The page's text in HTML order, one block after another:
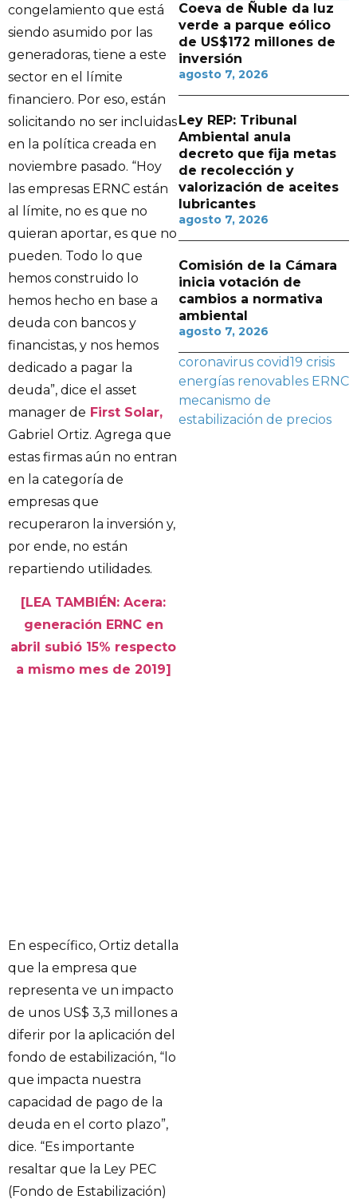
congelamiento que está
siendo asumido por las
generadoras, tiene a este
sector en el límite
financiero. Por eso, están
solicitando no ser incluidas
en la política creada en
noviembre pasado. “Hoy
las empresas ERNC están
al límite, no es que no
quieran aportar, es que no
pueden. Todo lo que
hemos construido lo
hemos hecho en base a
deuda con bancos y
financistas, y nos hemos
dedicado a pagar la
deuda”, dice el asset
manager de First Solar,
Gabriel Ortiz. Agrega que
estas firmas aún no entran
en la categoría de
empresas que
recuperaron la inversión y,
por ende, no están
repartiendo utilidades.
[LEA TAMBIÉN: Acera:
generación ERNC en
abril subió 15% respecto
a mismo mes de 2019]
En específico, Ortiz detalla
que la empresa que
representa ve un impacto
de unos US$ 3,3 millones a
diferir por la aplicación del
fondo de estabilización, “lo
que impacta nuestra
capacidad de pago de la
deuda en el corto plazo”,
dice. “Es importante
resaltar que la Ley PEC
(Fondo de Estabilización)
Coeva de Ñuble da luz
verde a parque eólico
de US$172 millones de
inversión
agosto 7, 2026
Ley REP: Tribunal
Ambiental anula
decreto que fija metas
de recolección y
valorización de aceites
lubricantes
agosto 7, 2026
Comisión de la Cámara
inicia votación de
cambios a normativa
ambiental
agosto 7, 2026
coronavirus covid19 crisis
energías renovables ERNC
mecanismo de
estabilización de precios